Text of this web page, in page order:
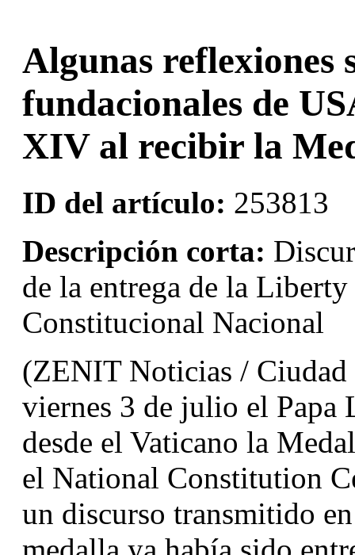
Algunas reflexiones
fundacionales de
XIV al recibir la
ID del artículo: 253813
Descripción corta:
de la entrega de la
Constitucional Nacional
(ZENIT Noticias /
viernes 3 de julio el Papa
desde el Vaticano la
el National Constitution
un discurso transmitido